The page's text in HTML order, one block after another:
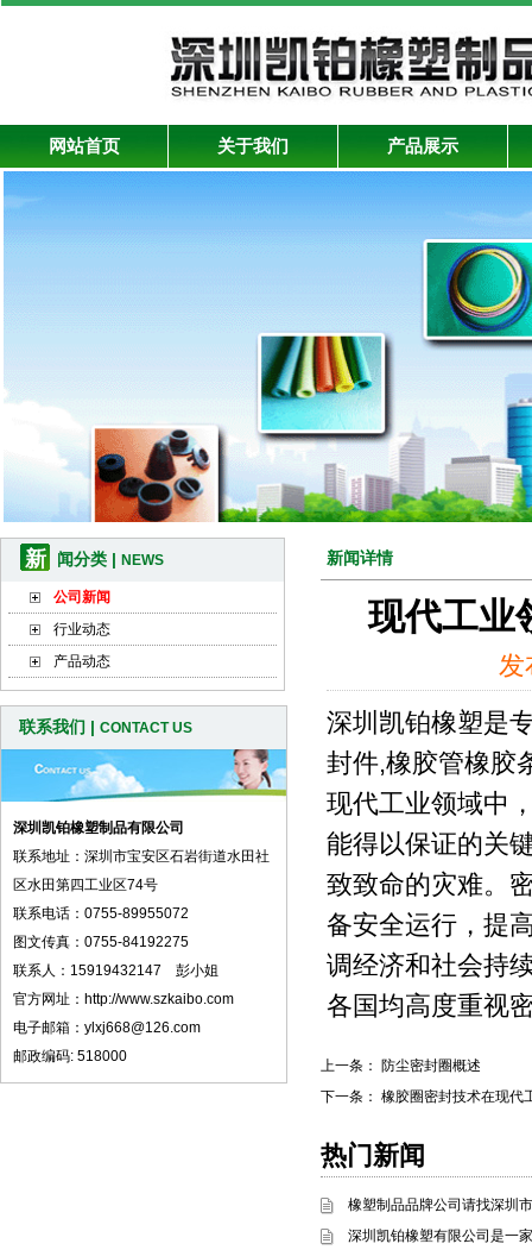
网站首页 关于我们 产品展示
新 闻分类 | NEWS
公司新闻
行业动态
产品动态
联系我们 | CONTACT US
深圳凯铂橡塑制品有限公司
联系地址：深圳市宝安区石岩街道水田社
区水田第四工业区74号
联系电话：0755-89955072
图文传真：0755-84192275
联系人：15919432147 彭小姐
官方网址：http://www.szkaibo.com
电子邮箱：ylxj668@126.com
邮政编码: 518000
新闻详情
现代工业
深圳凯铂橡塑是
封件,橡胶管橡胶
现代工业领域中
能得以保证的关
致致命的灾难。
备安全运行，提
调经济和社会持
各国均高度重视
上一条： 防尘密封圈概述
下一条： 橡胶圈密封技术在现代
热门新闻
橡塑制品品牌公司请找深圳
深圳凯铂橡塑有限公司是一